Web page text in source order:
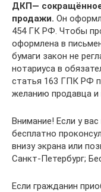
ДКП— сокращённое
продажи. Он
454 ГК РФ. Чтобы
оформлена в
бумаги закон не
нотариуса в
статья 163 ГПК РФ
желанию продавца и
Внимание! Если у
бесплатно
внизу экрана или
Санкт-Петербург;
Если гражданин